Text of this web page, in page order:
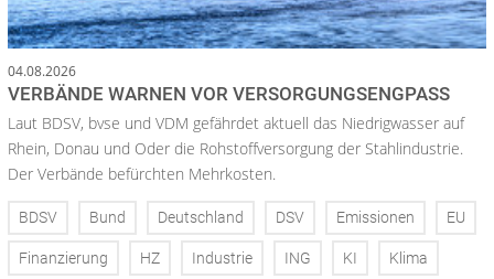
04.08.2026
VERBÄNDE WARNEN VOR VERSORGUNGSENGPASS
Laut BDSV, bvse und VDM gefährdet aktuell das Niedrigwasser auf
Rhein, Donau und Oder die Rohstoffversorgung der Stahlindustrie.
Der Verbände befürchten Mehrkosten.
BDSV Bund Deutschland DSV Emissionen EU
Finanzierung HZ Industrie ING KI Klima